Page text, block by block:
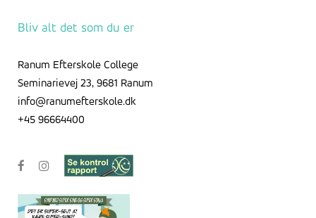
Bliv alt det som du er
Ranum Efterskole College
Seminarievej 23, 9681 Ranum
info@ranumefterskole.dk
+45 96664400